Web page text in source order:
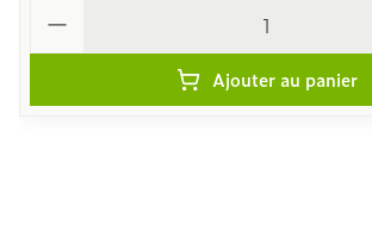
Ajouter au panier